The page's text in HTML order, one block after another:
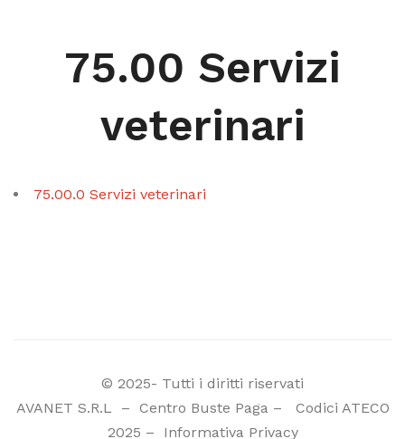
75.00 Servizi
veterinari
75.00.0 Servizi veterinari
© 2025- Tutti i diritti riservati
AVANET S.R.L
– Centro Buste Paga– Codici ATECO
2025 – Informativa Privacy